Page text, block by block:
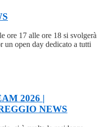
ore 17 alle ore 18 si svolgerà
un open day dedicato a tutti
2026 |
NEWS